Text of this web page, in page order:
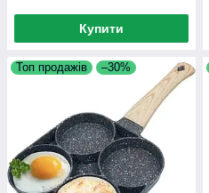
Купити
Топ продажів –30%